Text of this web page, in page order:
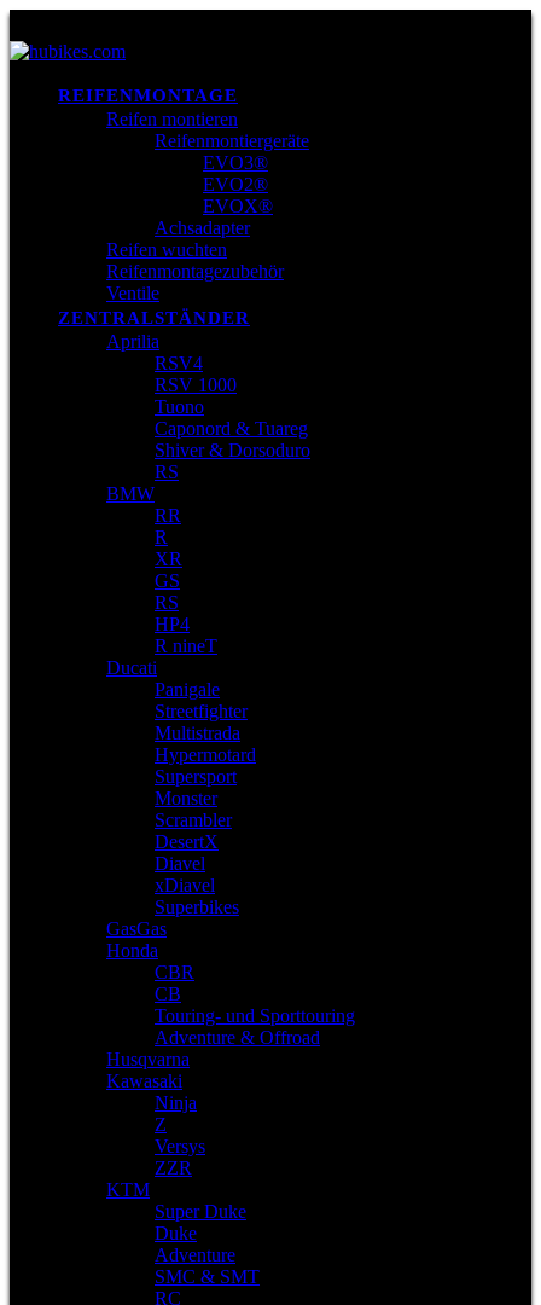
REIFENMONTAGE
Reifen montieren
Reifenmontiergeräte
EVO3®
EVO2®
EVOX®
Achsadapter
Reifen wuchten
Reifenmontagezubehör
Ventile
ZENTRALSTÄNDER
Aprilia
RSV4
RSV 1000
Tuono
Caponord & Tuareg
Shiver & Dorsoduro
RS
BMW
RR
R
XR
GS
RS
HP4
R nineT
Ducati
Panigale
Streetfighter
Multistrada
Hypermotard
Supersport
Monster
Scrambler
DesertX
Diavel
xDiavel
Superbikes
GasGas
Honda
CBR
CB
Touring- und Sporttouring
Adventure & Offroad
Husqvarna
Kawasaki
Ninja
Z
Versys
ZZR
KTM
Super Duke
Duke
Adventure
SMC & SMT
RC